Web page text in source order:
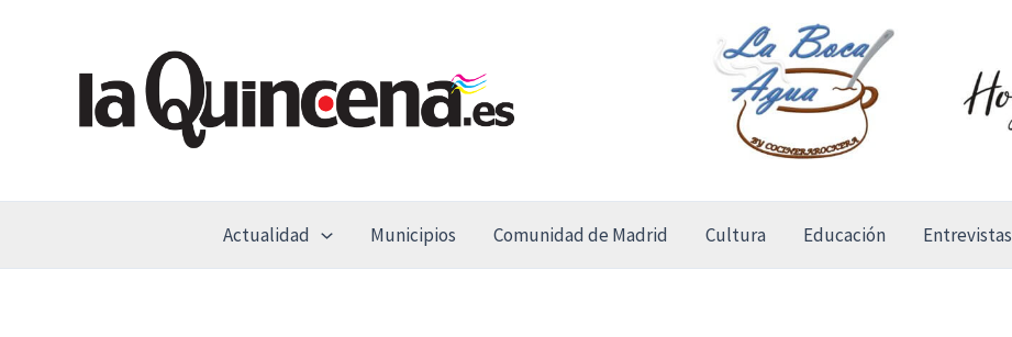
contenido
Actualidad Municipios Comunidad de Madrid Cultura Educación Entrevistas